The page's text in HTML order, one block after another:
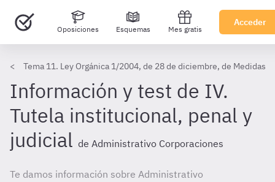
Oposiciones Esquemas Mes gratis
Acceder
Tema 11. Ley Orgánica 1/2004, de 28 de diciembre, de Medidas
Información y test de IV.
Tutela institucional, penal y
judicial de Administrativo Corporaciones
Te damos información sobre Administrativo